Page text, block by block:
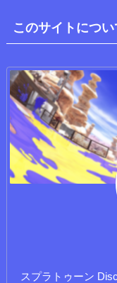
このサイトについ
スプラトゥーン